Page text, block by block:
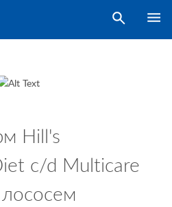
open search
Hill's
c/d Multicare